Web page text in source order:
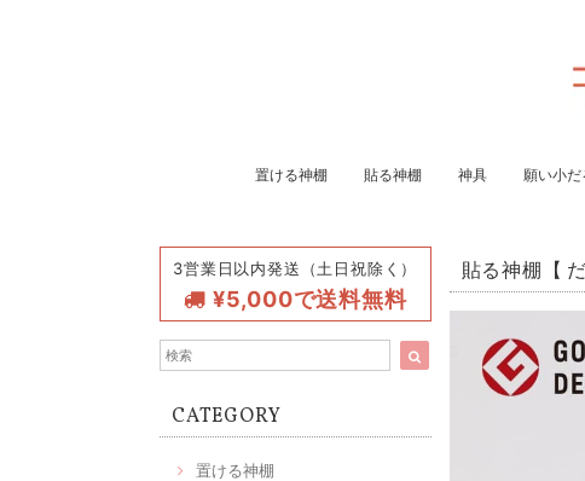
置ける神棚 貼る神棚 神具 願い小だ
3営業日以内発送（土日祝除く）
¥5,000で送料無料
CATEGORY
置ける神棚
貼る神棚【